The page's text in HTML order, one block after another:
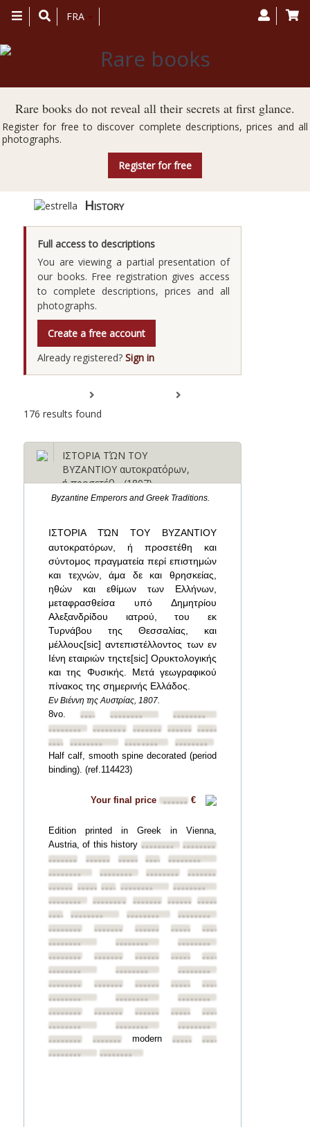
Toggle
navigation
FRA
Rare books do not reveal all their secrets at first glance.
Register for free to discover complete descriptions, prices and all
photographs.
Register for free
History
Full access to descriptions
You are viewing a partial presentation of
our books. Free registration gives access
to complete descriptions, prices and all
photographs.
Create a free account
Already registered? Sign in
176 results found
ΙΣΤΟΡΙΑ ΤΏΝ ΤΟΥ
ΒΥΖΑΝΤΙΟΥ αυτοκρατόρων,
ή προσετέθ... (1807)
Byzantine Emperors and Greek Traditions.
ΙΣΤΟΡΙΑ ΤΏΝ ΤΟΥ ΒΥΖΑΝΤΙΟΥ
αυτοκρατόρων, ή προσετέθη και
σύντομος πραγματεία περί επιστημών
και τεχνών, άμα δε και θρησκείας,
ηθών και εθίμων των Ελλήνων,
μεταφρασθείσα υπό Δημητρίου
Αλεξανδρίδου ιατρού, του εκ
Τυρνάβου της Θεσσαλίας, και
μέλλους[sic] αντεπιστέλλοντος των εν
Ιένη εταιριών τηςτε[sic] Ορυκτολογικής
και της Φυσικής. Μετά γεωγραφικού
πίνακος της σημερινής Ελλάδος.
Εν Βιέννη της Αυστρίας, 1807.
8vo.••••••••••••••••
••••••••
••••••••
•••••••• •••••••• ••••••••••••••••
•••••••••••••••• ••••••••
••••••••
Half calf, smooth spine decorated (period
binding). (ref.114423)
Your final price •••••• €
Edition printed in Greek in Vienna,
Austria, of this history ••••••••
••••••••
••••••••
••••••••••••••••••••••••••••••••
••••••••
•••••••• ••••••••
••••••••
••••••••••••••••••••••••••••••••
••••••••
••••••••
•••••••• •••••••• ••••••••••••••••
•••••••••••••••• ••••••••
••••••••
••••••••
•••••••• •••••••• ••••••••••••••••
••••••••
••••••••
••••••••
••••••••
•••••••• •••••••• ••••••••••••••••
••••••••
••••••••
••••••••
••••••••
•••••••• •••••••• ••••••••••••••••
••••••••
••••••••
••••••••
••••••••
•••••••• •••••••• ••••••••••••••••
••••••••
••••••••
••••••••
••••••••
•••••••• modern ••••••••••••••••
••••••••
••••••••